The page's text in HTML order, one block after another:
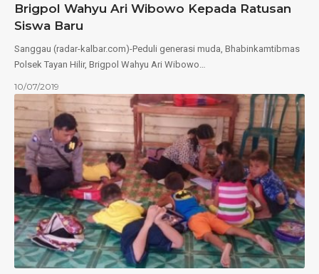
Brigpol Wahyu Ari Wibowo Kepada Ratusan
Siswa Baru
Sanggau (radar-kalbar.com)-Peduli generasi muda, Bhabinkamtibmas
Polsek Tayan Hilir, Brigpol Wahyu Ari Wibowo…
10/07/2019